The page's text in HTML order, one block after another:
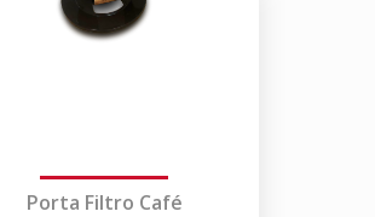
Porta Filtro Café